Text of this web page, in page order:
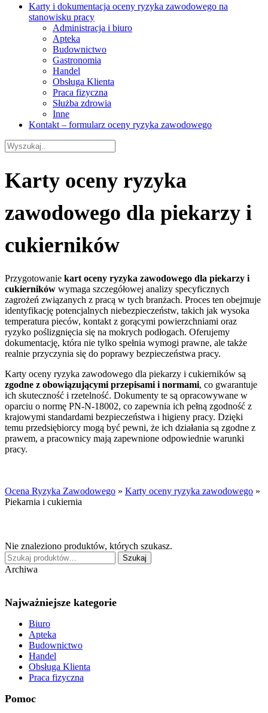
Karty i dokumentacja oceny ryzyka zawodowego na
stanowisku pracy
Administracja i biuro
Apteka
Budownictwo
Gastronomia
Handel
Obsługa Klienta
Praca fizyczna
Służba zdrowia
Inne
Kontakt – formularz oceny ryzyka zawodowego
Karty oceny ryzyka
zawodowego dla piekarzy i
cukierników
Przygotowanie kart oceny ryzyka zawodowego dla piekarzy i
cukierników wymaga szczegółowej analizy specyficznych
zagrożeń związanych z pracą w tych branżach. Proces ten obejmuje
identyfikację potencjalnych niebezpieczeństw, takich jak wysoka
temperatura pieców, kontakt z gorącymi powierzchniami oraz
ryzyko poślizgnięcia się na mokrych podłogach. Oferujemy
dokumentację, która nie tylko spełnia wymogi prawne, ale także
realnie przyczynia się do poprawy bezpieczeństwa pracy.
Karty oceny ryzyka zawodowego dla piekarzy i cukierników są
zgodne z obowiązującymi przepisami i normami, co gwarantuje
ich skuteczność i rzetelność. Dokumenty te są opracowywane w
oparciu o normę PN-N-18002, co zapewnia ich pełną zgodność z
krajowymi standardami bezpieczeństwa i higieny pracy. Dzięki
temu przedsiębiorcy mogą być pewni, że ich działania są zgodne z
prawem, a pracownicy mają zapewnione odpowiednie warunki
pracy.
Ocena Ryzyka Zawodowego » Karty oceny ryzyka zawodowego »
Piekarnia i cukiernia
Nie znaleziono produktów, których szukasz.
Szukaj:
Szukaj
Archiwa
Najważniejsze kategorie
Biuro
Apteka
Budownictwo
Handel
Obsługa Klienta
Praca fizyczna
Pomoc